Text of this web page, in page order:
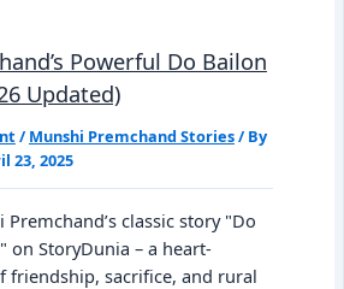
Powerful Do Bailon
Updated)
/ Munshi Premchand Stories/ By
23, 2025
classic story "Do
on StoryDunia – a heart-
friendship, sacrifice, and rural